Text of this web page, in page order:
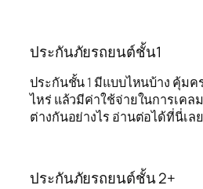
ประกันภัยรถยนต์ชั้น1
ประกันชั้น 1 มีแบบไหนบ้าง คุ้มค
ไหร่ แล้วมีค่าใช้จ่ายในการเค
ต่างกันอย่างไร อ่านต่อได้ที่นี่เลย
ประกันภัยรถยนต์ชั้น 2+